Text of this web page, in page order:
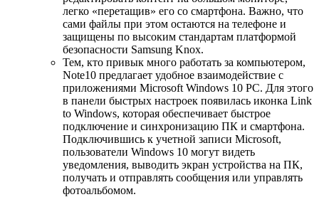
легко «перетащив» его со смартфона. Важно, что
сами файлы при этом остаются на телефоне и
защищены по высоким стандартам платформой
безопасности Samsung Knox.
Тем, кто привык много работать за компьютером,
Note10 предлагает удобное взаимодействие с
приложениями Microsoft Windows 10 PC. Для этого
в панели быстрых настроек появилась иконка Link
to Windows, которая обеспечивает быстрое
подключение и синхронизацию ПК и смартфона.
Подключившись к учетной записи Microsoft,
пользователи Windows 10 могут видеть
уведомления, выводить экран устройства на ПК,
получать и отправлять сообщения или управлять
фотоальбомом.